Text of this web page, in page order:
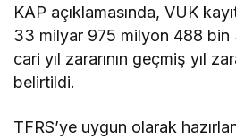
KAP açıklamasında, VUK
33 milyar 975 milyon 488 bin
cari yıl zararının geçmiş yıl
belirtildi.
TFRS’ye uygun olarak